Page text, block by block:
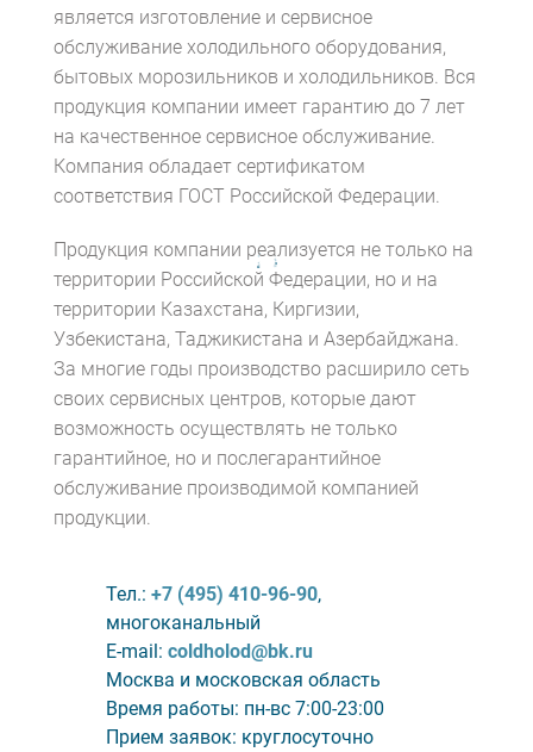
является изготовление и сервисное
обслуживание холодильного оборудования,
бытовых морозильников и холодильников. Вся
продукция компании имеет гарантию до 7 лет
на качественное сервисное обслуживание.
Компания обладает сертификатом
соответствия ГОСТ Российской Федерации.
Продукция компании реализуется не только на
территории Российской Федерации, но и на
территории Казахстана, Киргизии,
Узбекистана, Таджикистана и Азербайджана.
За многие годы производство расширило сеть
своих сервисных центров, которые дают
возможность осуществлять не только
гарантийное, но и послегарантийное
обслуживание производимой компанией
продукции.
Тел.: +7 (495) 410-96-90,
многоканальный
E-mail: coldholod@bk.ru
Москва и московская область
Время работы: пн-вс 7:00-23:00
Прием заявок: круглосуточно